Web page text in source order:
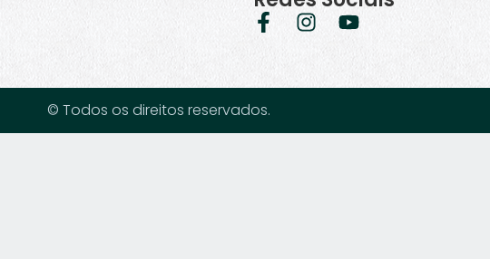
© Todos os direitos reservados.